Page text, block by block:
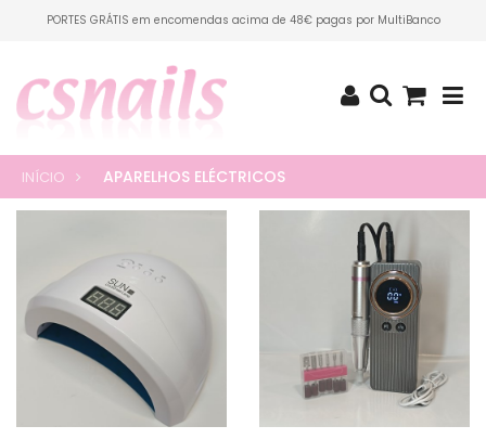
PORTES GRÁTIS em encomendas acima de 48€ pagas por MultiBanco
INÍCIO APARELHOS ELÉCTRICOS